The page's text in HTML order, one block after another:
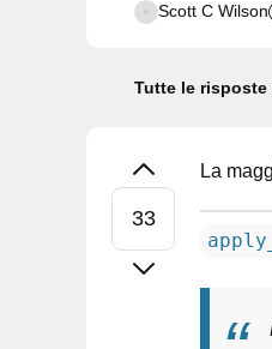
Scott C Wilson
Tutte le risposte
La